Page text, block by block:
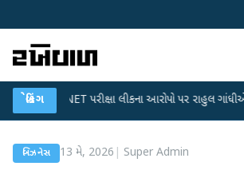
બ્રેકિંગ
NET પરીક્ષા લીકના આરોપો પર રાહુલ ગાંધીએ કેન્દ્ર પર
બિઝનેસ 13 મે, 2026 Super Admin